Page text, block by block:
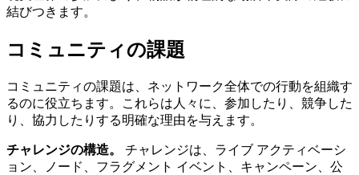
結びつきます。
コミュニティの課題
コミュニティの課題は、ネットワーク全体での行動を組織す
るのに役立ちます。これらは人々に、参加したり、競争した
り、協力したりする明確な理由を与えます。
チャレンジの構造。
チャレンジは、ライブ アクティベーシ
ョン、ノード、フラグメント イベント、キャンペーン、公